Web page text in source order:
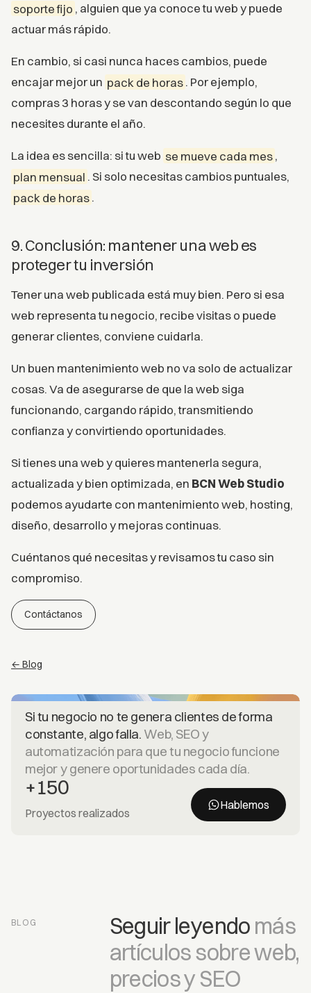
soporte fijo , alguien que ya conoce tu web y puede
actuar más rápido.
En cambio, si casi nunca haces cambios, puede
encajar mejor un pack de horas. Por ejemplo,
compras 3 horas y se van descontando según lo que
necesites durante el año.
La idea es sencilla: si tu web se mueve cada mes,
plan mensual . Si solo necesitas cambios puntuales,
pack de horas.
9. Conclusión: mantener una web es
proteger tu inversión
Tener una web publicada está muy bien. Pero si esa
web representa tu negocio, recibe visitas o puede
generar clientes, conviene cuidarla.
Un buen mantenimiento web no va solo de actualizar
cosas. Va de asegurarse de que la web siga
funcionando, cargando rápido, transmitiendo
confianza y convirtiendo oportunidades.
Si tienes una web y quieres mantenerla segura,
actualizada y bien optimizada, en BCN Web Studio
podemos ayudarte con mantenimiento web, hosting,
diseño, desarrollo y mejoras continuas.
Cuéntanos qué necesitas y revisamos tu caso sin
compromiso.
Contáctanos
← Blog
Si tu negocio no te genera clientes de forma
constante, algo falla. Web, SEO y
automatización para que tu negocio funcione
mejor y genere oportunidades cada día.
+150
Proyectos realizados
Hablemos
BLOG Seguir leyendo más
artículos sobre web,
precios y SEO